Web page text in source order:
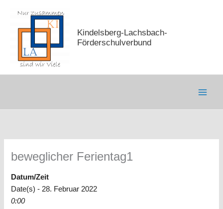
springen
Kindelsberg-Lachsbach-
Förderschulverbund
beweglicher Ferientag1
Datum/Zeit
Date(s) - 28. Februar 2022
0:00